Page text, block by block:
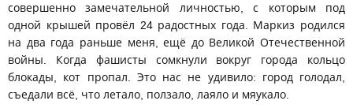
совершенно замечательной личностью, с которым под
одной крышей провёл 24 радостных года. Маркиз родился
на два года раньше меня, ещё до Великой Отечественной
войны. Когда фашисты сомкнули вокруг города кольцо
блокады, кот пропал. Это нас не удивило: город голодал,
съедали всё, что летало, ползало, лаяло и мяукало.